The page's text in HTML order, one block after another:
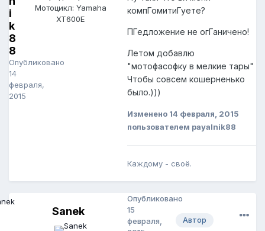
i
k
8
8
Опубликовано
14
февраля,
2015
Мотоцикл: Yamaha
XT600E
компГомитиГуете?
ПГедложение не огГаничено!
Летом добавлю
"мотофасофку в мелкие тары"
Чтобы совсем кошерненько
было.)))
Изменено 14 февраля, 2015
пользователем payalnik88
Каждому - своё.
Sanek
Автор
Опубликовано
15
февраля,